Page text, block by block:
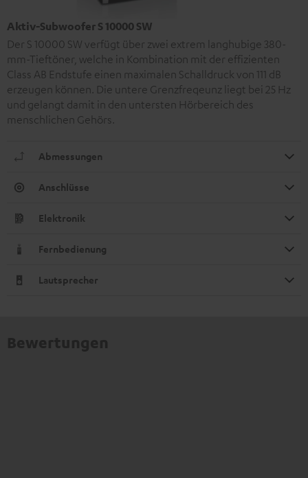
Aktiv-Subwoofer S 10000 SW
Der S 10000 SW verfügt über zwei extrem langhubige 380-
mm-Tieftöner, welche in Kombination mit der effizienten
Class AB Endstufe einen maximalen Schalldruck von 111 dB
erzeugen können. Die untere Grenzfreqeunz liegt bei 25 Hz
und gelangt damit in den untersten Hörbereich des
menschlichen Gehörs.
Abmessungen
Anschlüsse
Elektronik
Fernbedienung
Lautsprecher